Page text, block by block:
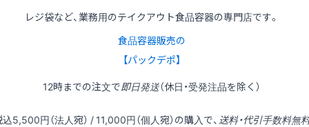
レジ袋など、業務用のテイクアウト食品容器の専門店です。
食品容器販売の
【パックデポ】
12時までの注文で即日発送（休日・受発注品を除く）
込5,500円（法人宛） / 11,000円（個人宛）の購入で、 送料・代引手数料無